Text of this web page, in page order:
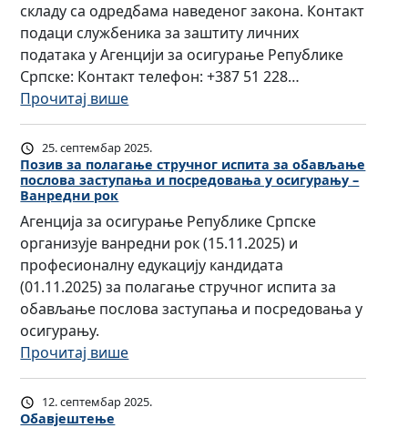
а
л
а
ј
С
а
т
а
н
к
у
и
с
о
Ј
а
њ
а
н
и
н
у
ч
е
с
т
в
о
ј
с
т
у
п
н
и
к
е
и
р
о
к
е
р
у
о
с
с
п
у
њ
а
в
а
ј
у
с
л
о
в
е
а
п
о
ц
и
А
г
е
н
ц
и
ј
з
а
о
с
и
у
р
а
складу са одредбама наведеног закона. Контакт
подаци службеника за заштиту личних
података у Агенцији за осигурање Републике
Српске: Контакт телефон: +387 51 228…
Прочитај више:
С
л
у
ж
е
н
и
к
з
з
а
ш
25. септембар 2025.
Позив за полагање стручног испита за обављање
послова заступања и посредовања у осигурању –
Ванредни рок
Агенција за осигурање Републике Српске
организује ванредни рок (15.11.2025) и
професионалну едукацију кандидата
(01.11.2025) за полагање стручног испита за
обављање послова заступања и посредовања у
осигурању.
Прочитај више:
П
о
12. септембар 2025.
Обавјештење